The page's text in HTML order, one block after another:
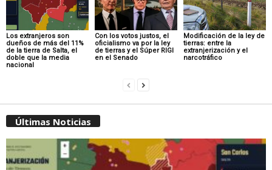
Los extranjeros son
dueños de más del 11%
de la tierra de Salta, el
doble que la media
nacional
Con los votos justos, el
oficialismo va por la ley
de tierras y el Súper RIGI
en el Senado
Modificación de la ley de
tierras: entre la
extranjerización y el
narcotráfico
Últimas Noticias